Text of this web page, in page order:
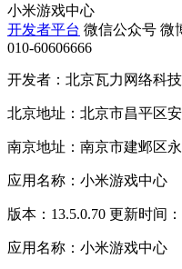
小米游戏中心
开发者平台 微信公众号 微
010-60606666
开发者：北京瓦力网络科
北京地址：北京市昌平区
南京地址：南京市建邺区
应用名称：小米游戏中心
版本：13.5.0.70 更新时间
应用名称：小米游戏中心